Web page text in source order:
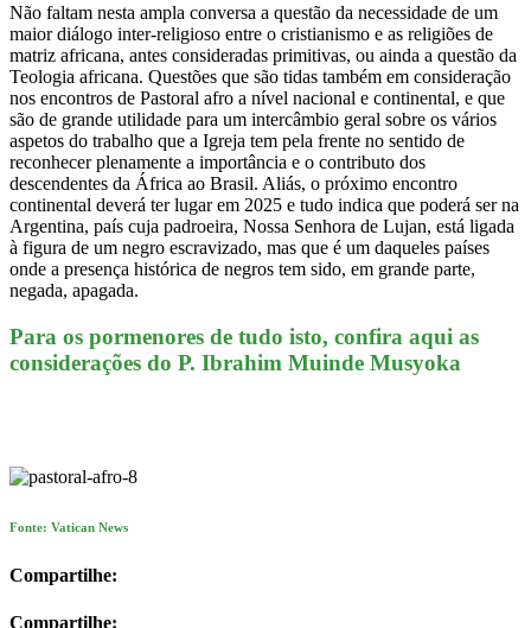
Não faltam nesta ampla conversa a questão da necessidade de um
maior diálogo inter-religioso entre o cristianismo e as religiões de
matriz africana, antes consideradas primitivas, ou ainda a questão da
Teologia africana. Questões que são tidas também em consideração
nos encontros de Pastoral afro a nível nacional e continental, e que
são de grande utilidade para um intercâmbio geral sobre os vários
aspetos do trabalho que a Igreja tem pela frente no sentido de
reconhecer plenamente a importância e o contributo dos
descendentes da África ao Brasil. Aliás, o próximo encontro
continental deverá ter lugar em 2025 e tudo indica que poderá ser na
Argentina, país cuja padroeira, Nossa Senhora de Lujan, está ligada
à figura de um negro escravizado, mas que é um daqueles países
onde a presença histórica de negros tem sido, em grande parte,
negada, apagada.
Para os pormenores de tudo isto, confira aqui as
considerações do P. Ibrahim Muinde Musyoka
Fonte: Vatican News
Compartilhe:
Compartilhe: